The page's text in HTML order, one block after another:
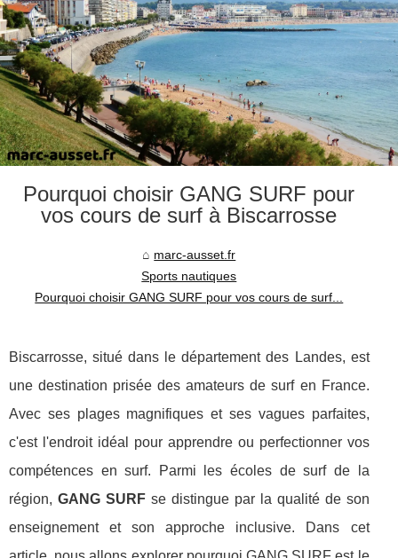
Pourquoi choisir GANG SURF pour
vos cours de surf à Biscarrosse
marc-ausset.fr
Sports nautiques
Pourquoi choisir GANG SURF pour vos cours de surf...
Biscarrosse, situé dans le département des Landes, est
une destination prisée des amateurs de surf en France.
Avec ses plages magnifiques et ses vagues parfaites,
c'est l'endroit idéal pour apprendre ou perfectionner vos
compétences en surf. Parmi les écoles de surf de la
région, GANG SURFse distingue par la qualité de son
enseignement et son approche inclusive. Dans cet